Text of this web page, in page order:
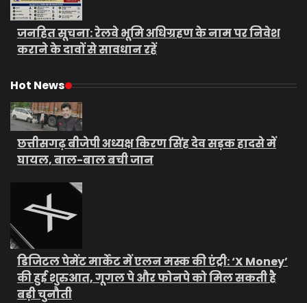
जनहित सूचना: रेलवे भूमि अधिग्रहण के नाम पर निवेश
कराने के दावों से सावधान रहें
Hot News
छत्तीसगढ़ बीजेपी अध्यक्ष किरण सिंह देव सड़क हादसे में
घायल, बाल-बाल बची जान
डिजिटल पेमेंट मार्केट में एलन मस्क की एंट्री: ‘X Money’
की हुई शुरुआत, गूगल पे और फोनपे को मिल सकती है
बड़ी चुनौती